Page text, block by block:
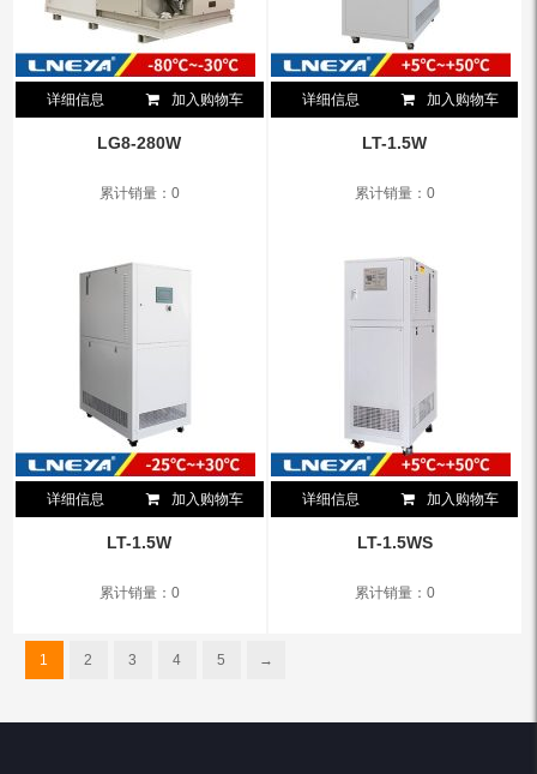
详细信息 加入购物车
LG8-280W
累计销量：0
详细信息 加入购物车
LT-1.5W
累计销量：0
详细信息 加入购物车
LT-1.5W
累计销量：0
详细信息 加入购物车
LT-1.5WS
累计销量：0
1 2 3 4 5 →